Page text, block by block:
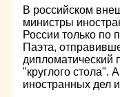
В российском
министры
России только
Паэта,
дипломатический
"круглого стола".
иностранных дел